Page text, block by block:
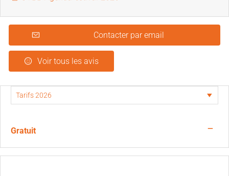
Contacter par email
Voir tous les avis
Gratuit —